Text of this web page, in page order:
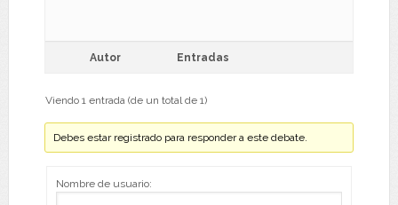
Autor Entradas
Viendo 1 entrada (de un total de 1)
Debes estar registrado para responder a este debate.
Nombre de usuario: